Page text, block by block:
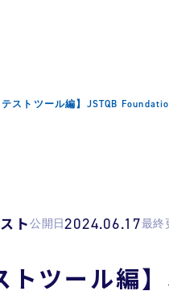
テストツール編】JSTQB
ト公開日2024.06.17最終
トツール